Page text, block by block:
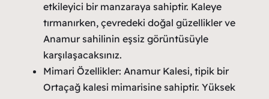
etkileyici bir manzaraya sahiptir. Kaleye
tırmanırken, çevredeki doğal güzellikler ve
Anamur sahilinin eşsiz görüntüsüyle
karşılaşacaksınız.
Mimari Özellikler: Anamur Kalesi, tipik bir
Ortaçağ kalesi mimarisine sahiptir. Yüksek